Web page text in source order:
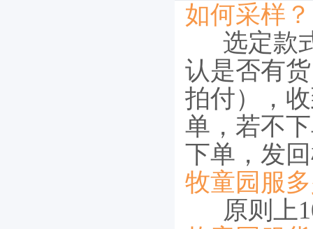
如何采样？
选定款
认是否有
拍付），
单，若不
下单，发
牧童园服
原则上